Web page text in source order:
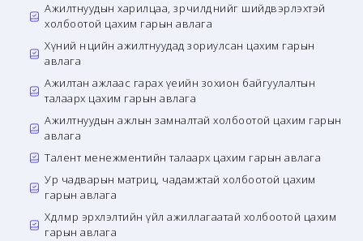
Ажилтнуудын харилцаа, зөрчилдөөнийг шийдвэрлэхтэй
холбоотой цахим гарын авлага
Хүний нөөцийн ажилтнуудад зориулсан цахим гарын
авлага
Ажилтан ажлаас гарах үеийн зохион байгуулалтын
талаарх цахим гарын авлага
Ажилтнуудын ажлын замналтай холбоотой цахим гарын
авлага
Талент менежментийн талаарх цахим гарын авлага
Ур чадварын матриц, чадамжтай холбоотой цахим
гарын авлага
Хөдөлмөр эрхлэлтийн үйл ажиллагаатай холбоотой цахим
гарын авлага